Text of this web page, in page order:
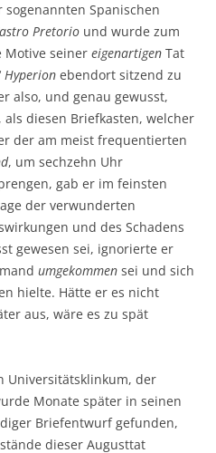
Spanischen
Pretorio und wurde zum
seiner eigenartigen Tat
Hyperion ebendort sitzend zu
also, und genau gewusst,
diesen Briefkasten, welcher
der am meist frequentierten
, um sechzehn Uhr
gab er im feinsten
der verwunderten
und des Schadens
gewesen sei, ignorierte er
umgekommen sei und sich
hielte. Hätte er es nicht
aus, wäre es zu spät
Universitätsklinkum, der
Monate später in seinen
Briefentwurf gefunden,
dieser Augusttat